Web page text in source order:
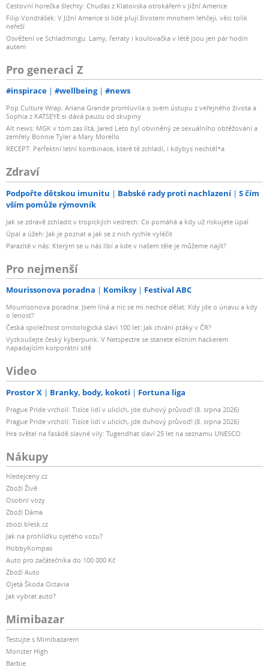
Cestovní horečka šlechty: Chuďas z Klatovska otrokářem v Jižní Americe
Filip Vondrášek: V Jižní Americe si lidé plují životem mnohem lehčeji, věci tolik
neřeší
Osvěžení ve Schladmingu: Lamy, ferraty i koulovačka v létě jsou jen pár hodin
autem
Pro generaci Z
#inspirace #wellbeing #news
Pop Culture Wrap: Ariana Grande promluvila o svém ústupu z veřejného života a
Sophia z KATSEYE si dává pauzu od skupiny
Alt news: MGK v tom zas lítá, Jared Leto byl obviněný ze sexuálního obtěžování a
zemřely Bonnie Tyler a Mary Morello
RECEPT: Perfektní letní kombinace, které tě zchladí, i kdybys nechtěl*a
Zdraví
Podpořte dětskou imunitu Babské rady proti nachlazení
S čím
vším pomůže rýmovník
Jak se zdravě zchladit v tropických vedrech: Co pomáhá a kdy už riskujete úpal
Úpal a úžeh: Jak je poznat a jak se z nich rychle vyléčit
Parazité v nás: Kterým se u nás líbí a kde v našem těle je můžeme najít?
Pro nejmenší
Mourissonova poradna Komiksy Festival ABC
Mourrisonova poradna: Jsem líná a nic se mi nechce dělat: Kdy jde o únavu a kdy
o lenost?
Česká společnost ornitologická slaví 100 let: Jak chrání ptáky v ČR?
Vyzkoušejte český kyberpunk. V Netspectre se stanete elitním hackerem
napadajícím korporátní sítě
Video
Prostor X Branky, body, kokoti Fortuna liga
Prague Pride vrcholí: Tisíce lidí v ulicích, jde duhový průvod! (8. srpna 2026)
Prague Pride vrcholí: Tisíce lidí v ulicích, jde duhový průvod! (8. srpna 2026)
Hra světel na fasádě slavné vily: Tugendhat slaví 25 let na seznamu UNESCO
Nákupy
hledejceny.cz
Zboží Živě
Osobní vozy
Zboží Dáma
zbozi.blesk.cz
Jak na prohlídku ojetého vozu?
HobbyKompas
Auto pro začátečníka do 100 000 Kč
Zboží Auto
Ojetá Škoda Octavia
Jak vybrat auto?
Mimibazar
Testujte s Mimibazarem
Monster High
Barbie